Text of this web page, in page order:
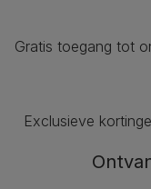
Gratis toegang tot
Exclusieve